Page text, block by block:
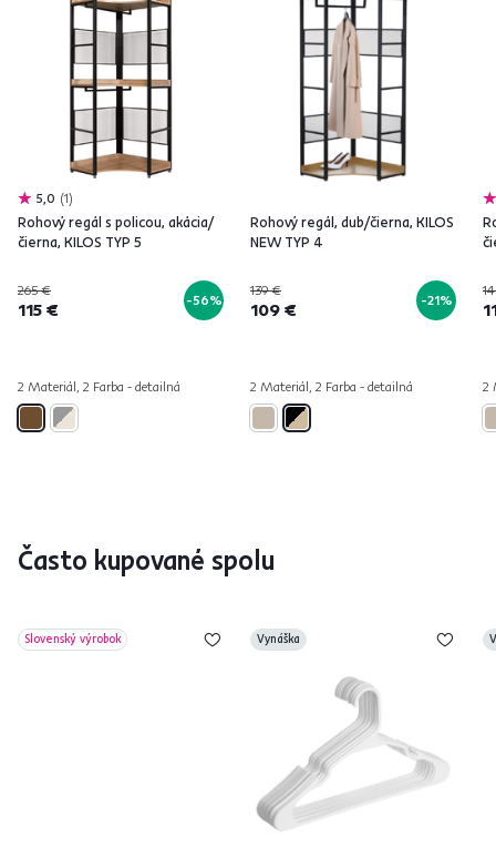
5,0 1
Rohový regál s policou, akácia/
čierna, KILOS TYP 5
265 €
115 € -56%
2 Materiál, 2 Farba - detailná
Rohový regál, dub/čierna, KILOS
NEW TYP 4
139 €
109 € -21%
2 Materiál, 2 Farba - detailná 2
Často kupované spolu
Slovenský výrobok Vynáška